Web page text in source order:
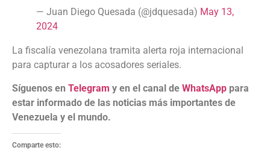
— Juan Diego Quesada (@jdquesada) May 13,
2024
La fiscalía venezolana tramita alerta roja internacional
para capturar a los acosadores seriales.
Síguenos en Telegram y en el canal de WhatsApp para
estar informado de las noticias más importantes de
Venezuela y el mundo.
Comparte esto: